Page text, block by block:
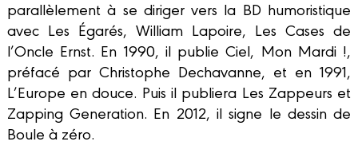
parallèlement à se diriger vers la BD humoristique
avec Les Égarés, William Lapoire, Les Cases de
l’Oncle Ernst. En 1990, il publie Ciel, Mon Mardi !,
préfacé par Christophe Dechavanne, et en 1991,
L’Europe en douce. Puis il publiera Les Zappeurs et
Zapping Generation. En 2012, il signe le dessin de
Boule à zéro.